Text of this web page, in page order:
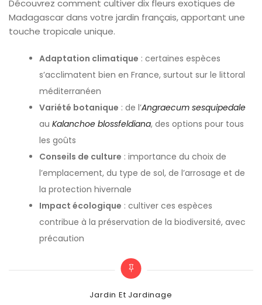
Découvrez comment cultiver dix fleurs exotiques de
Madagascar dans votre jardin français, apportant une
touche tropicale unique.
Adaptation climatique : certaines espèces
s’acclimatent bien en France, surtout sur le littoral
méditerranéen
Variété botanique : de l’Angraecum sesquipedale
auKalanchoe blossfeldiana, des options pour tous
les goûts
Conseils de culture : importance du choix de
l’emplacement, du type de sol, de l’arrosage et de
la protection hivernale
Impact écologique : cultiver ces espèces
contribue à la préservation de la biodiversité, avec
précaution
Categories
Jardin Et Jardinage